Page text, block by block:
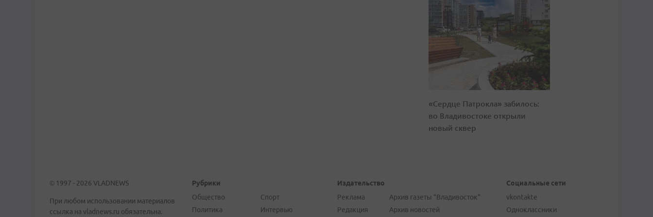
«Сердце Патрокла» забилось:
во Владивостоке открыли
новый сквер
© 1997 - 2026 VLADNEWS
При любом использовании материалов
ссылка на vladnews.ru обязательна.
Рубрики
Общество
Политика
Спорт
Интервью
Издательство
Реклама
Редакция
Архив газеты "Владивосток"
Архив новостей
Социальные сети
vkontakte
Одноклассники